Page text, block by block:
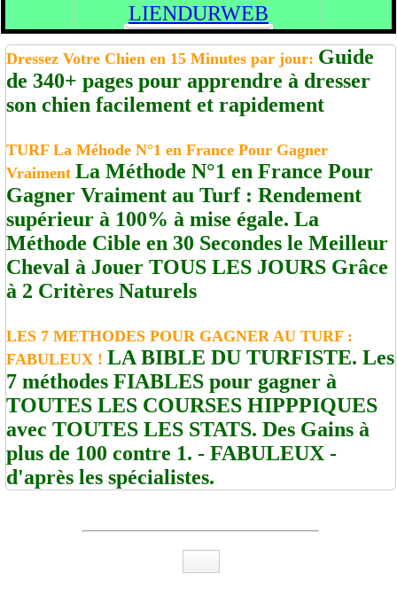
LIENDURWEB
Dressez Votre Chien en 15 Minutes par jour: Guide
de 340+ pages pour apprendre à dresser
son chien facilement et rapidement
TURF La Méhode N°1 en France Pour Gagner
Vraiment La Méthode N°1 en France Pour
Gagner Vraiment au Turf : Rendement
supérieur à 100% à mise égale. La
Méthode Cible en 30 Secondes le Meilleur
Cheval à Jouer TOUS LES JOURS Grâce
à 2 Critères Naturels
LES 7 METHODES POUR GAGNER AU TURF :
FABULEUX ! LA BIBLE DU TURFISTE. Les
7 méthodes FIABLES pour gagner à
TOUTES LES COURSES HIPPPIQUES
avec TOUTES LES STATS. Des Gains à
plus de 100 contre 1. - FABULEUX -
d'après les spécialistes.